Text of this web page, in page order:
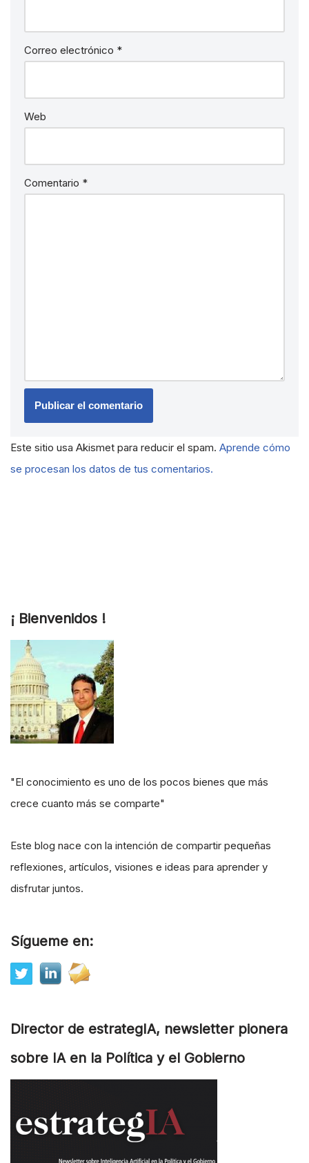
Correo electrónico *
Web
Comentario *
Este sitio usa Akismet para reducir el spam. Aprende cómo
se procesan los datos de tus comentarios.
¡ Bienvenidos !
"El conocimiento es uno de los pocos bienes que más
crece cuanto más se comparte"
Este blog nace con la intención de compartir pequeñas
reflexiones, artículos, visiones e ideas para aprender y
disfrutar juntos.
Sígueme en:
Director de estrategIA, newsletter pionera
sobre IA en la Política y el Gobierno